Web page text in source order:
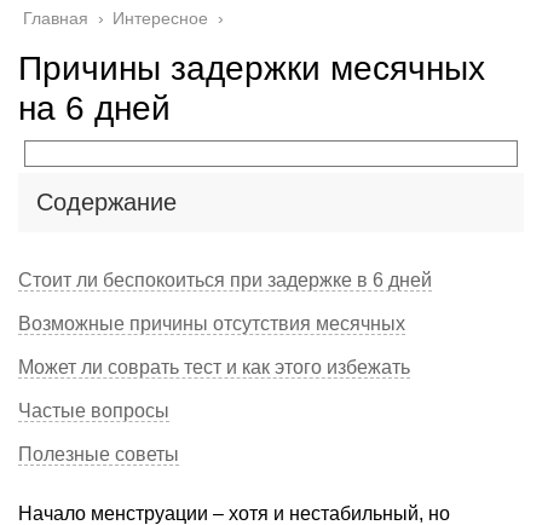
Главная › Интересное ›
Причины задержки месячных
на 6 дней
Содержание
Стоит ли беспокоиться при задержке в 6 дней
Возможные причины отсутствия месячных
Может ли соврать тест и как этого избежать
Частые вопросы
Полезные советы
Начало менструации – хотя и нестабильный, но